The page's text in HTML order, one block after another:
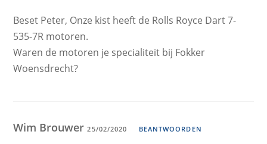
Beset Peter, Onze kist heeft de Rolls Royce Dart 7-
535-7R motoren.
Waren de motoren je specialiteit bij Fokker
Woensdrecht?
Wim Brouwer25/02/2020 BEANTWOORDEN